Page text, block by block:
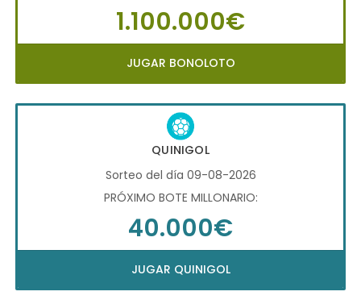
1.100.000€
JUGAR BONOLOTO
QUINIGOL
Sorteo del día 09-08-2026
PRÓXIMO BOTE MILLONARIO:
40.000€
JUGAR QUINIGOL